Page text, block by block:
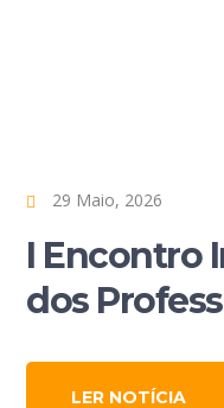
29 Maio, 2026
I Encontro
dos
LER NOTÍCIA